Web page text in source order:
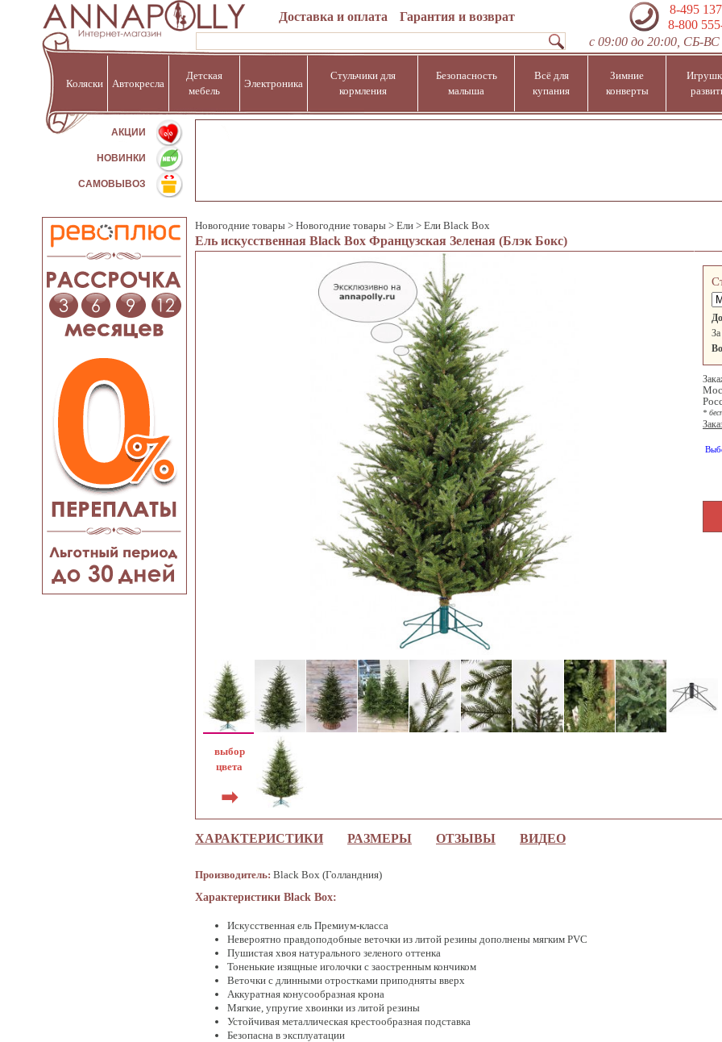
Доставка и оплата Гарантия и возврат
8-495
8-800
с 09:00 до 20:00, СБ-ВС
Коляски Автокресла
Детская
мебель
Электроника
Стульчики для
кормления
Безопасность
малыша
Всё для
купания
Зимние
конверты
АКЦИИ %
НОВИНКИ
САМОВЫВОЗ
Новогодние товары > Новогодние товары > Ели > Ели Black Box
Ель искусственная Black Box Французская Зеленая (Блэк Бокс)
*
выбор
цвета
➡
ХАРАКТЕРИСТИКИ РАЗМЕРЫ ОТЗЫВЫ ВИДЕО
Производитель: Black Box (Голландния)
Характеристики Black Box:
Искусственная ель Премиум-класса
Невероятно правдоподобные веточки из литой резины дополнены мягким PVC
Пушистая хвоя натурального зеленого оттенка
Тоненькие изящные иголочки с заостренным кончиком
Веточки с длинными отростками приподняты вверх
Аккуратная конусообразная крона
Мягкие, упругие хвоинки из литой резины
Устойчивая металлическая крестообразная подставка
Безопасна в эксплуатации